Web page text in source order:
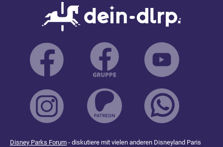
Disney Parks Forum - diskutiere mit vielen anderen Disneyland Paris